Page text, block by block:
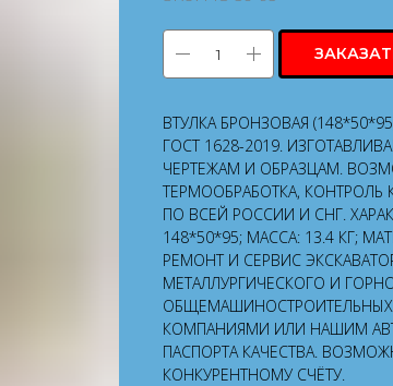
ВТУЛКА БРОНЗОВАЯ
ГОСТ 1628-2019.
ЧЕРТЕЖАМ И ОБРАЗЦАМ.
ТЕРМООБРАБОТКА, КОНТРОЛЬ
ПО ВСЕЙ РОССИИ И СНГ.
148*50*95; МАССА: 13.4 КГ;
РЕМОНТ И СЕРВИС
МЕТАЛЛУРГИЧЕСКОГО И
ОБЩЕМАШИНОСТРОИТЕЛЬНЫХ
КОМПАНИЯМИ ИЛИ НАШИМ
ПАСПОРТА КАЧЕСТВА.
КОНКУРЕНТНОМУ СЧЁТУ.